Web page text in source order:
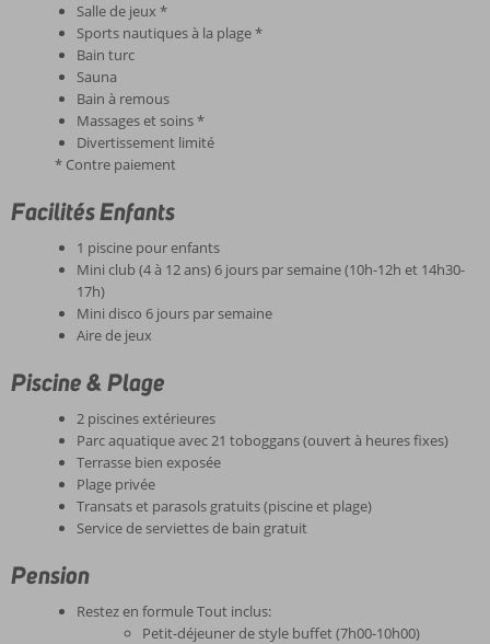
Salle de jeux *
Sports nautiques à la plage *
Bain turc
Sauna
Bain à remous
Massages et soins *
Divertissement limité
* Contre paiement
Facilités Enfants
1 piscine pour enfants
Mini club (4 à 12 ans) 6 jours par semaine (10h-12h et 14h30-
17h)
Mini disco 6 jours par semaine
Aire de jeux
Piscine & Plage
2 piscines extérieures
Parc aquatique avec 21 toboggans (ouvert à heures fixes)
Terrasse bien exposée
Plage privée
Transats et parasols gratuits (piscine et plage)
Service de serviettes de bain gratuit
Pension
Restez en formule Tout inclus:
Petit-déjeuner de style buffet (7h00-10h00)